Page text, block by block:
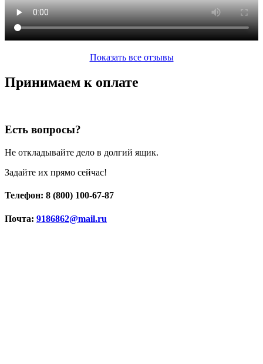
Показать все отзывы
Принимаем к оплате
Есть вопросы?
Не откладывайте дело в долгий ящик.
Задайте их прямо сейчас!
Телефон: 8 (800) 100-67-87
Почта: 9186862@mail.ru